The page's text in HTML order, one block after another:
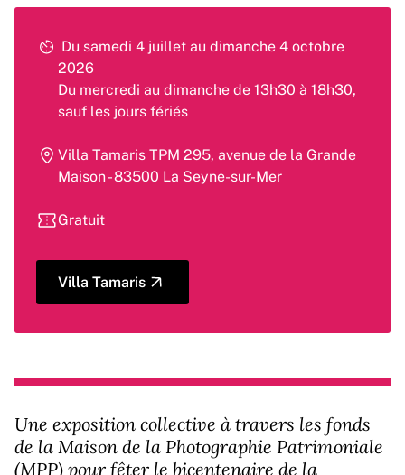
Du samedi 4 juillet au dimanche 4 octobre
2026
Du mercredi au dimanche de 13h30 à 18h30,
sauf les jours fériés
Villa Tamaris TPM 295, avenue de la Grande
Maison - 83500 La Seyne-sur-Mer
Gratuit
Villa Tamaris
Une exposition collective à travers les fonds
de la Maison de la Photographie Patrimoniale
(MPP) pour fêter le bicentenaire de la